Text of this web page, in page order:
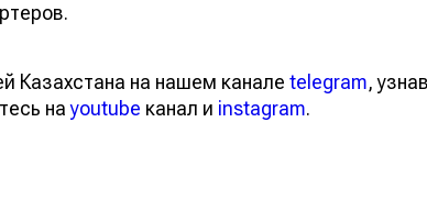
Казахстана на нашем канале telegram,
наyoutube канал и instagram.